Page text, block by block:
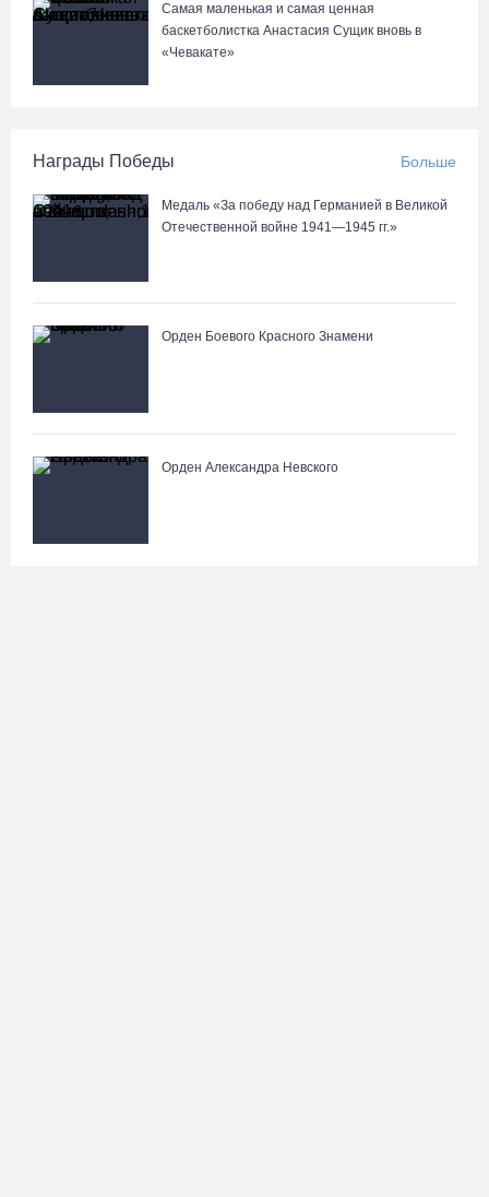
Самая маленькая и самая ценная
баскетболистка Анастасия Сущик вновь в
«Чевакате»
Награды Победы Больше
Медаль «За победу над Германией в Великой
Отечественной войне 1941—1945 гг.»
Орден Боевого Красного Знамени
Орден Александра Невского